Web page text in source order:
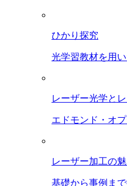
ひかり探究
光学習教材を用
レーザー光学と
エドモンド・オ
レーザー加工の
基礎から事例ま